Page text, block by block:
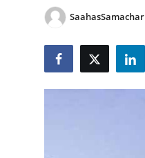
लाइफस्टाइल
SaahasSamachar